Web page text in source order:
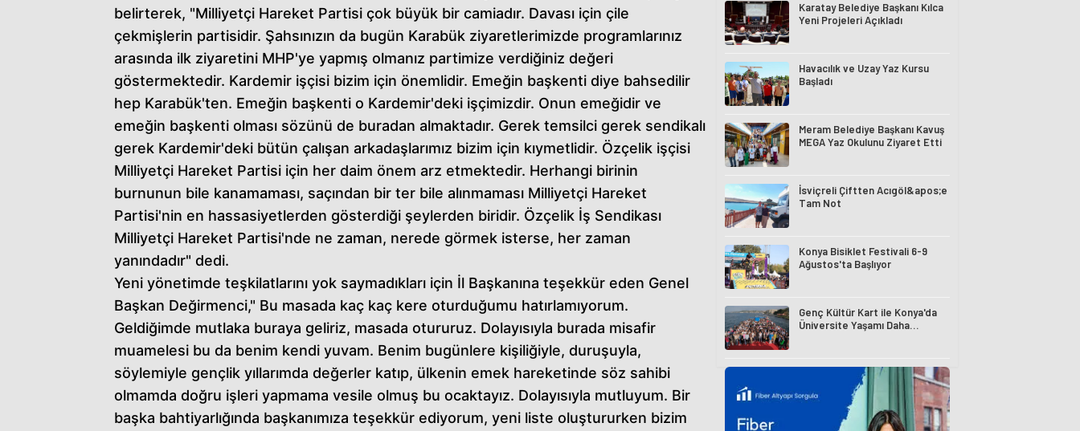
belirterek, "Milliyetçi Hareket Partisi çok büyük bir camiadır. Davası için çile
çekmişlerin partisidir. Şahsınızın da bugün Karabük ziyaretlerimizde programlarınız
arasında ilk ziyaretini MHP'ye yapmış olmanız partimize verdiğiniz değeri
göstermektedir. Kardemir işçisi bizim için önemlidir. Emeğin başkenti diye bahsedilir
hep Karabük'ten. Emeğin başkenti o Kardemir'deki işçimizdir. Onun emeğidir ve
emeğin başkenti olması sözünü de buradan almaktadır. Gerek temsilci gerek sendikalı
gerek Kardemir'deki bütün çalışan arkadaşlarımız bizim için kıymetlidir. Özçelik işçisi
Milliyetçi Hareket Partisi için her daim önem arz etmektedir. Herhangi birinin
burnunun bile kanamaması, saçından bir ter bile alınmaması Milliyetçi Hareket
Partisi'nin en hassasiyetlerden gösterdiği şeylerden biridir. Özçelik İş Sendikası
Milliyetçi Hareket Partisi'nde ne zaman, nerede görmek isterse, her zaman
yanındadır" dedi.
Yeni yönetimde teşkilatlarını yok saymadıkları için İl Başkanına teşekkür eden Genel
Başkan Değirmenci," Bu masada kaç kaç kere oturduğumu hatırlamıyorum.
Geldiğimde mutlaka buraya geliriz, masada otururuz. Dolayısıyla burada misafir
muamelesi bu da benim kendi yuvam. Benim bugünlere kişiliğiyle, duruşuyla,
söylemiyle gençlik yıllarımda değerler katıp, ülkenin emek hareketinde söz sahibi
olmamda doğru işleri yapmama vesile olmuş bu ocaktayız. Dolayısıyla mutluyum. Bir
başka bahtiyarlığında başkanımıza teşekkür ediyorum, yeni liste oluştururken bizim
Karatay Belediye Başkanı Kılca
Yeni Projeleri Açıkladı
Havacılık ve Uzay Yaz Kursu
Başladı
Meram Belediye Başkanı Kavuş
MEGA Yaz Okulunu Ziyaret Etti
İsviçreli Çiftten Acıgöl&apos;e
Tam Not
Konya Bisiklet Festivali 6-9
Ağustos'ta Başlıyor
Genç Kültür Kart ile Konya'da
Üniversite Yaşamı Daha